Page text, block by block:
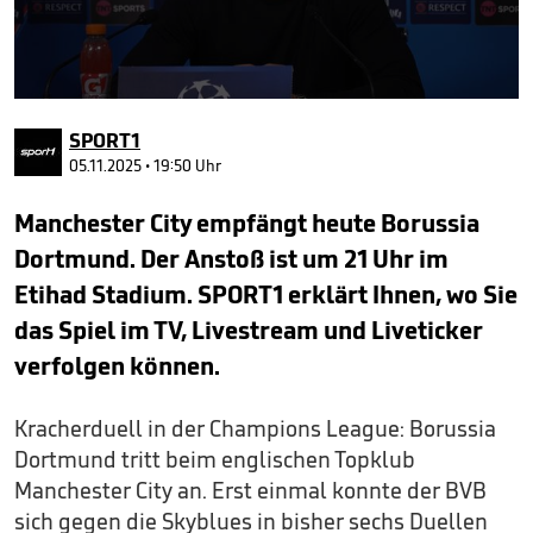
seconds
of
minute,
seconds
SPORT1
05.11.2025 • 19:50 Uhr
Manchester City empfängt heute Borussia
Dortmund. Der Anstoß ist um 21 Uhr im
Etihad Stadium. SPORT1 erklärt Ihnen, wo Sie
das Spiel im TV, Livestream und Liveticker
verfolgen können.
Kracherduell in der Champions League: Borussia
Dortmund tritt beim englischen Topklub
Manchester City an. Erst einmal konnte der BVB
sich gegen die Skyblues in bisher sechs Duellen